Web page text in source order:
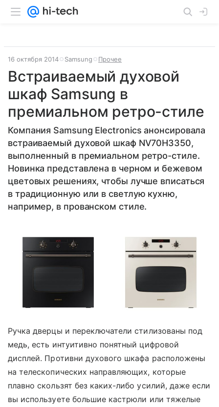
16 октября 2014 Samsung Прочее
Встраиваемый духовой
шкаф Samsung в
премиальном ретро-стиле
Компания Samsung Electronics анонсировала
встраиваемый духовой шкаф NV70H3350,
выполненный в премиальном ретро-стиле.
Новинка представлена в черном и бежевом
цветовых решениях, чтобы лучше вписаться
в традиционную или в светлую кухню,
например, в прованском стиле.
Ручка дверцы и переключатели стилизованы под
медь, есть интуитивно понятный цифровой
дисплей. Противни духового шкафа расположены
на телескопических направляющих, которые
плавно скользят без каких-либо усилий, даже если
вы используете большие кастрюли или тяжелые